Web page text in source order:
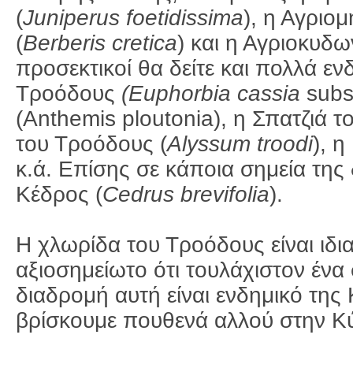
(Juniperus foetidissima), η
(Berberis cretica) και η
προσεκτικοί θα δείτε και πολλά
Τροόδους (Euphorbia cassia
(Anthemis ploutonia), η Σπατζιά
του Τροόδους (Alyssum troodi), η
κ.ά. Επίσης σε κάποια σημεία της
Κέδρος (Cedrus brevifolia).
Η χλωρίδα του Τροόδους είναι
αξιοσημείωτο ότι τουλάχιστον
διαδρομή αυτή είναι ενδημικό
βρίσκουμε πουθενά αλλού στην